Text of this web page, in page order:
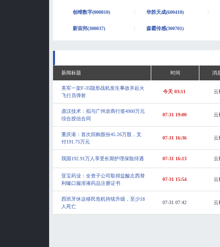
创维数字(000810) 华胜天成(600410)
新宙邦(300037) 森霸传感(300701)
新闻标题 时间 消
美军一架F-35隐形战机发生事故并起火
飞行员弹射
今天 03:11 云
鼎汉技术：拟与广州农商行签4900万元
综合授信合同
07-31 19:00 云
重庆港：首次回购股份45.26万股，支
付191.75万元
07-31 16:36 云
我国192.91万人享受长期护理保险待遇 07-31 16:13 云
亚宝药业：全资子公司取得盐酸左西替
利嗪口服溶液药品注册证书
07-31 15:54 云
西班牙休达移民危机持续升级，至少18
人死亡
07-31 07:42 云